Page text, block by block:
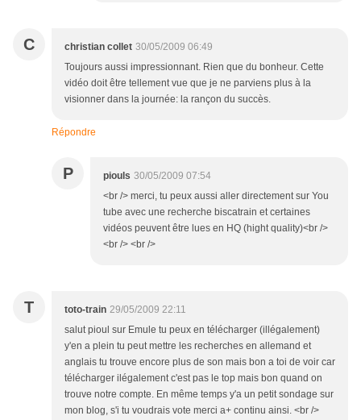
C christian collet 30/05/2009 06:49
Toujours aussi impressionnant. Rien que du bonheur. Cette
vidéo doit être tellement vue que je ne parviens plus à la
visionner dans la journée: la rançon du succès.
Répondre
P piouls 30/05/2009 07:54
<br /> merci, tu peux aussi aller directement sur You
tube avec une recherche biscatrain et certaines
vidéos peuvent être lues en HQ (hight quality)<br />
<br /> <br />
T toto-train 29/05/2009 22:11
salut pioul sur Emule tu peux en télécharger (illégalement)
y'en a plein tu peut mettre les recherches en allemand et
anglais tu trouve encore plus de son mais bon a toi de voir car
télécharger ilégalement c'est pas le top mais bon quand on
trouve notre compte. En même temps y'a un petit sondage sur
mon blog, s'i tu voudrais vote merci a+ continu ainsi. <br />